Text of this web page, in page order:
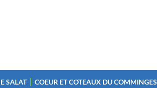
SALAT COEUR ET COTEAUX DU COMMINGES